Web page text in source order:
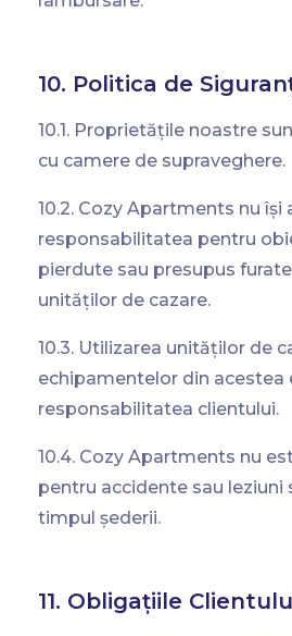
10. Politica de
10.1. Proprietățile noastre
cu camere de supraveghere.
10.2. Cozy Apartments nu își
responsabilitatea pentru
pierdute sau presupus
unităților de cazare.
10.3. Utilizarea unităților de
echipamentelor din acestea
responsabilitatea clientului.
10.4. Cozy Apartments nu
pentru accidente sau leziuni
timpul șederii.
11. Obligațiile
1
City
Search